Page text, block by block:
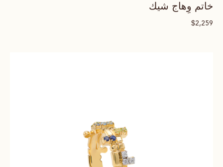
خاتم وِهاج شيك
$2,259